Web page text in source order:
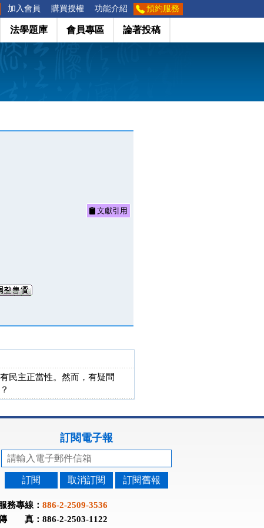
加入會員 購買授權 功能介紹 預約服務
法學題庫 會員專區 論著投稿
文獻引用
民主正當性。然而，有疑問
訂閱電子報
訂閱 取消訂閱 訂閱舊報
務專線： 886-2-2509-3536
真：886-2-2503-1122